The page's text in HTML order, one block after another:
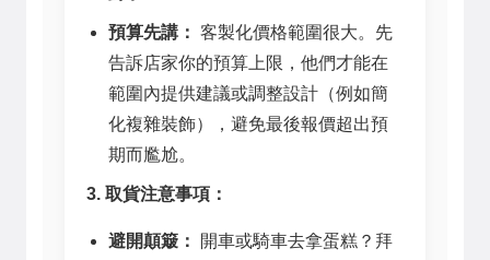
預算先講： 客製化價格範圍很大。先
告訴店家你的預算上限，他們才能在
範圍內提供建議或調整設計（例如簡
化複雜裝飾），避免最後報價超出預
期而尷尬。
3. 取貨注意事項：
避開顛簸：
開車或騎車去拿蛋糕？拜